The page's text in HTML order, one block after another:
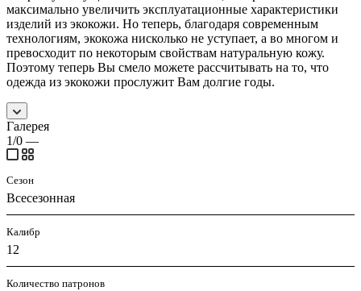
максимально увеличить эксплуатационные характеристики
изделий из экокожи. Но теперь, благодаря современным
технологиям, экокожа нисколько не уступает, а во многом и
превосходит по некоторым свойствам натуральную кожу.
Поэтому теперь Вы смело можете рассчитывать на то, что
одежда из экокожи прослужит Вам долгие годы.
Галерея
1/0 —
Сезон
Всесезонная
Калибр
12
Количество патронов